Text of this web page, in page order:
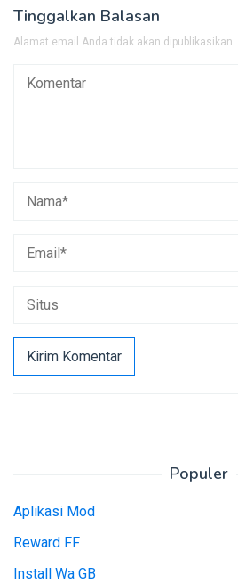
Tinggalkan Balasan
Alamat email Anda tidak akan dipublikasikan.
Populer
Aplikasi Mod
Reward FF
Install Wa GB